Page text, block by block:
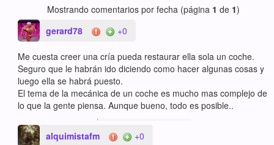
Mostrando comentarios por fecha (página 1 de 1)
gerard78
+0
Me cuesta creer una cría pueda restaurar ella sola un coche.
Seguro que le habrán ido diciendo como hacer algunas cosas y
luego ella se habrá puesto.
El tema de la mecánica de un coche es mucho mas complejo de
lo que la gente piensa. Aunque bueno, todo es posible..
alquimistafm +0